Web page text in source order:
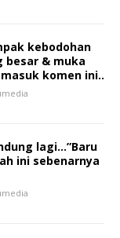
kebodohan
besar & muka
komen ini..
lagi…”Baru
ini sebenarnya